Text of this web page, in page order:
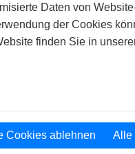
SEPTEMBER 2015
| POLEN :
| USA :
Daten von
der Cookies
finden Sie in
Cookies ablehnen Alle